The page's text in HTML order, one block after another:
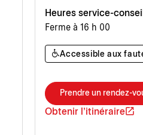
Heures service-
Ferme à 16 h 00
Accessible aux
Prendre un rendez-
Obtenir l'itinéraire